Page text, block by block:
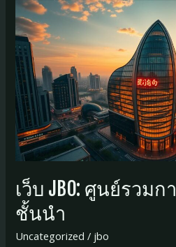
เว็บ JBO: ศูนย์รวม
ชั้นนำ
Uncategorized / jbo